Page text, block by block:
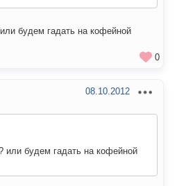
будем гадать на кофейной
0
08.10.2012
или будем гадать на кофейной